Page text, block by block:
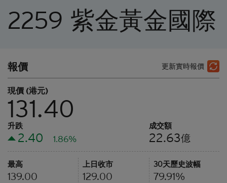
2259 紫金黃金國際
更新實時報價
報價
現價 (港元)
131.40
升跌
2.40 1.86%
成交額
22.63億
最高
139.00
上日收市
129.00
30天歷史波幅
79.91%